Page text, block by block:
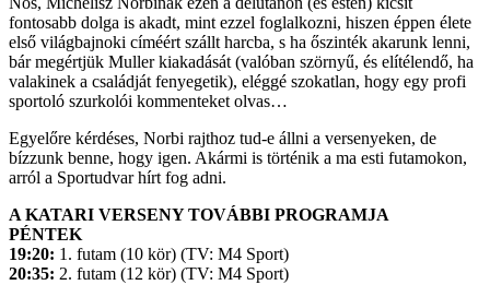
fontosabb dolga is akadt, mint ezzel foglalkozni, hiszen éppen élete
első világbajnoki címéért szállt harcba, s ha őszinték akarunk lenni,
bár megértjük Muller kiakadását (valóban szörnyű, és elítélendő, ha
valakinek a családját fenyegetik), eléggé szokatlan, hogy egy profi
sportoló szurkolói kommenteket olvas…
Egyelőre kérdéses, Norbi rajthoz tud-e állni a versenyeken, de
bízzunk benne, hogy igen. Akármi is történik a ma esti futamokon,
arról a Sportudvar hírt fog adni.
A KATARI VERSENY TOVÁBBI PROGRAMJA
PÉNTEK
19:20: 1. futam (10 kör) (TV: M4 Sport)
20:35: 2. futam (12 kör) (TV: M4 Sport)